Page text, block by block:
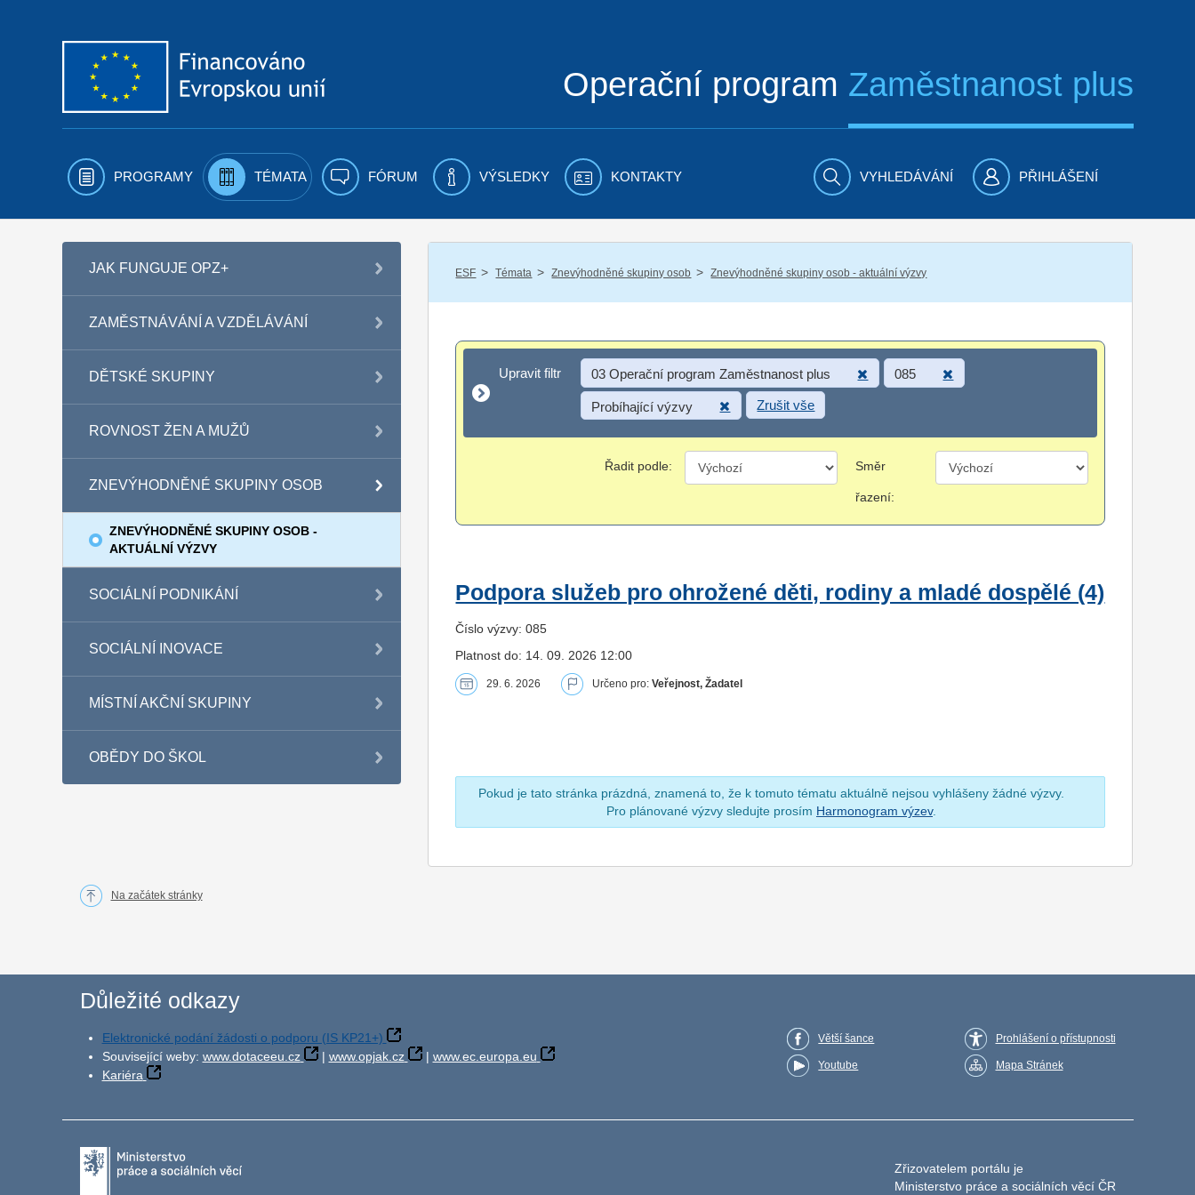
Operační program Zaměstnanost plus
PROGRAMY TÉMATA FÓRUM VÝSLEDKY KONTAKTY VYHLEDÁVÁNÍ PŘIHLÁŠENÍ
JAK FUNGUJE OPZ+
ZAMĚSTNÁVÁNÍ A VZDĚLÁVÁNÍ
DĚTSKÉ SKUPINY
ROVNOST ŽEN A MUŽŮ
ZNEVÝHODNĚNÉ SKUPINY OSOB
ZNEVÝHODNĚNÉ SKUPINY OSOB -
AKTUÁLNÍ VÝZVY
SOCIÁLNÍ PODNIKÁNÍ
SOCIÁLNÍ INOVACE
MÍSTNÍ AKČNÍ SKUPINY
OBĚDY DO ŠKOL
ESF / Témata / Znevýhodněné skupiny osob / Znevýhodněné skupiny osob - aktuální výzvy
Upravit filtr
Upravit filtr 03 Operační program Zaměstnanost plus 085
Probíhající výzvy Zrušit vše
Řadit podle: Směr
řazení:
Podpora služeb pro ohrožené děti, rodiny a mladé dospělé (4)
Číslo výzvy: 085
Platnost do: 14. 09. 2026 12:00
29. 6. 2026 Určeno pro:Veřejnost, Žadatel
Pokud je tato stránka prázdná, znamená to, že k tomuto tématu aktuálně nejsou vyhlášeny žádné výzvy.
Pro plánované výzvy sledujte prosím Harmonogram výzev.
Na začátek stránky
Důležité odkazy
Elektronické podání žádosti o podporu (IS KP21+)
Související weby: www.dotaceeu.cz | www.opjak.cz | www.ec.europa.eu
Kariéra
Větší šance
Youtube
Prohlášení o přístupnosti
Mapa Stránek
Zřizovatelem portálu je
Ministerstvo práce a sociálních věcí ČR